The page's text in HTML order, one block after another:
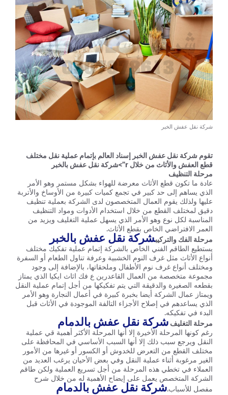
شركة نقل عفش الخبر
تقوم شركة نقل عفش الخبر إسناد العالم بإتمام عملية نقل مختلف
قطع العفش والأثاث من خلال r”>شركة نقل عفش بالخبر
مرحلة التنظيف
عادة ما تكون قطع الأثاث معرضة للهواء بشكل مستمر وهو الأمر
الذي يساهم إلى حد كبير في تجمع كميات كبيرة من الأوساخ والأتربة
عليها ولذلك يقوم العمال المتخصصون لدى الشركة بعملية تنظيف
دقيق لمختلف القطع من خلال استخدام الأدوات ومواد التنظيف
المناسبة لكل نوع وهو الأمر الذي يسهل عملية التغليف ويزيد من
العمر الافتراضي الخاص بقطع الأثاث.
مرحلة الفك والتركيبشركة نقل عفش بالخبر
يستطيع الطاقم الفني الخاص بالشركة إتمام عملية تفكيك مختلف
أنواع الأثاث مثل غرف النوم الخشبية وعرفة تناول الطعام أو السفرة
ومختلف أنواع غرف نوم الأطفال وملحقاتها، بالإضافة إلى وجود
مجموعة متخصصة من العمال القاعدرين ع فك اثاث ايكيا الذي يمتاز
بقطعه الصغيرة والدقيقة التي يتم تفكيكها من أجل إتمام عملية النقل
ويمتاز عمال الشركة أيضا بخبرة كبيرة في أعمال النجارة وهو الأمر
الذي يساعدهم في إصلاح الأجزاء التالفة الموجودة في الأثاث قبل
البدء في تفكيكه.
مرحلة التغليف شركة نقل عفش بالدمام
رغم كونها المرحلة الأخيرة إلا أنها المرحلة الأكثر أهمية قي عملية
النقل ويرجع سبب ذلك إلا أنها السبب الأساسي في المحافظة على
مختلف القطع من التعرض للخدوش أو الكسور أو غيرها من الأمور
الغير مرغوبة أثناء عملية النقل وفي بعض الأحيان يرغب العديد من
العملاء في تخطي هذه المرحلة من أجل تسريع العملية ولكن طاقم
الشركة المتخصص يعمل على إيضاح الأهمية له من خلال شرح
مفصل للأسباب.شركة نقل عفش بالدمام